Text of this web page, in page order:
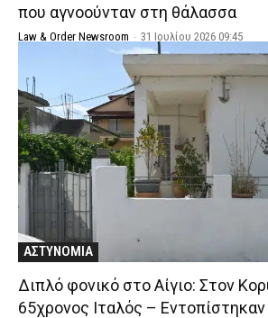
που αγνοούνταν στη θάλασσα
Law & Order Newsroom - 31 Ιουλίου 2026 09:45
ΑΣΤΥΝΟΜΙΑ
Διπλό φονικό στο Αίγιο: Στον
65χρονος Ιταλός –